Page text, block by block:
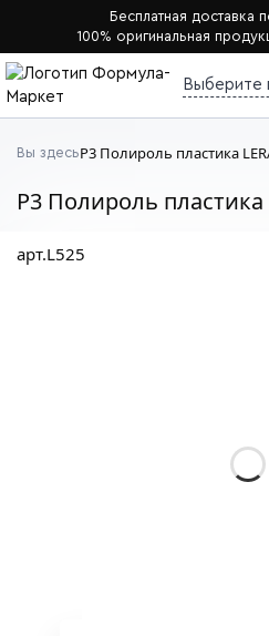
Бесплатная доставка
100% оригинальная
Выберите
Вы здесьP3 Полироль пластика
P3 Полироль пластика
арт.L525